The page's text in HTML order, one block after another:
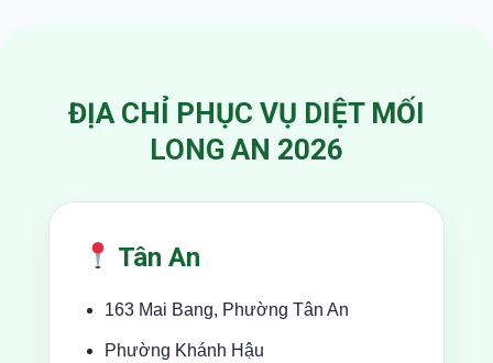
ĐỊA CHỈ PHỤC VỤ DIỆT MỐI
LONG AN 2026
Tân An
163 Mai Bang, Phường Tân An
Phường Khánh Hậu